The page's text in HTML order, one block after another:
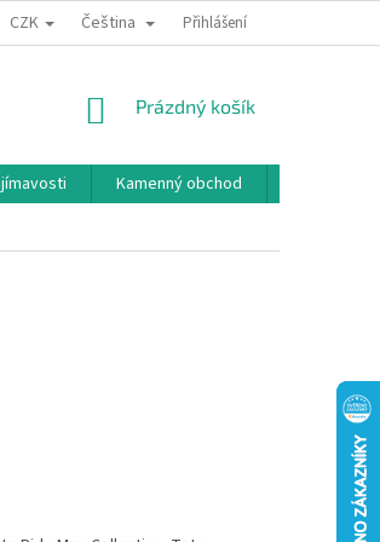
ÚDAJŮ BONUSOVÝ PROGRAM
CZK Čeština Přihlášení
NÁKUPNÍ
Prázdný košík
Kamenný obchod